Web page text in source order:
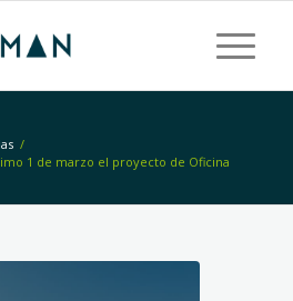
/
1 de marzo el proyecto de Oficina